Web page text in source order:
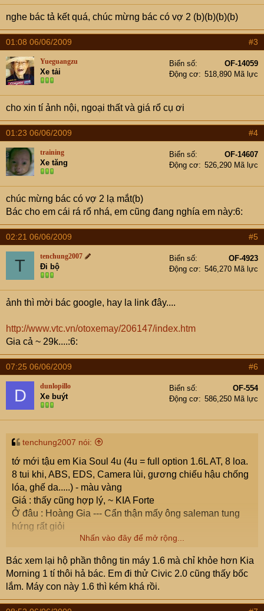
nghe bác tả kết quá, chúc mừng bác có vợ 2 (b)(b)(b)(b)
01:08 06/06/2009 #3
Yueguangzu
Xe tải
Biển số
OF-14059
Động cơ
518,890 Mã lực
cho xin tí ảnh nội, ngoại thất và giá rổ cụ ơi
01:23 06/06/2009 #4
training
Xe tăng
Biển số
OF-14607
Động cơ
526,290 Mã lực
chúc mừng bác có vợ 2 lạ mắt(b)
Bác cho em cái rá rổ nhá, em cũng đang nghía em này:6:
02:21 06/06/2009 #5
T tenchung2007
Đi bộ
Biển số
OF-4923
Động cơ
546,270 Mã lực
ảnh thì mời bác google, hay la link đây....
http://www.vtc.vn/otoxemay/206147/index.htm
Gia cả ~ 29k....:6:
07:25 06/06/2009 #6
D dunlopillo
Xe buýt
Biển số
OF-554
Động cơ
586,250 Mã lực
tenchung2007 nói:
tớ mới tậu em Kia Soul 4u (4u = full option 1.6L AT, 8 loa.
8 tui khi, ABS, EDS, Camera lùi, gương chiếu hậu chống
lóa, ghế da.....) - màu vàng
Giá : thấy cũng hợp lý, ~ KIA Forte
Ở đâu : Hoàng Gia --- Cẩn thận mấy ông saleman tung
hứng rất giỏi
AT)
- Tài xế : Chỗ ngồi thoải mái, góc nhìn cao, --- tay lái nhẹ,
Máy móc 1.6L thì nhanh hơn em KM 1 tí
, tất nhiên
Nhấn vào đây để mở rộng...
Bác xem lại hộ phần thông tin máy 1.6 mà chỉ khỏe hơn Kia
Morning 1 tí thôi hả bác. Em đi thử Civic 2.0 cũng thấy bốc
lắm. Máy con này 1.6 thì kém khá rồi.